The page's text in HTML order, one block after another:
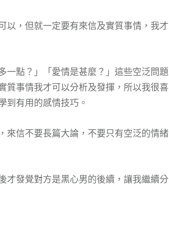
以，但就一定要有來信及實質事情，我才
一點？」「愛情是甚麼？」這些空泛問題
質事情我才可以分析及發揮，所以我很喜
到有用的感情技巧。
來信不要長篇大論，不要只有空泛的情緒
才發覺對方是黑心男的後續，讓我繼續分